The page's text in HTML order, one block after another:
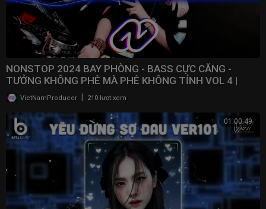
NONSTOP 2024 BAY PHÒNG - BASS CỰC CĂNG -
TƯỞNG KHÔNG PHÊ MÀ PHÊ KHÔNG TỈNH VOL 4 |
NONSTOP VN
VietNamProducer 210 lượt xem
01:00:49